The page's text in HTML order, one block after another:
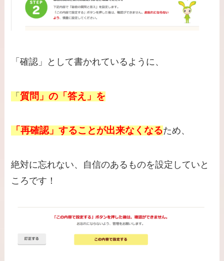
「確認」として書かれているように、
「質問」の「答え」を
「再確認」することが出来なくなるため、
絶対に忘れない、自信のあるものを設定していと
ころです！